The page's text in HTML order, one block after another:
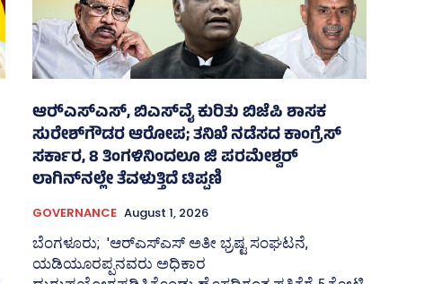
ಆರ್‍‌ಎಸ್‌ಎಸ್‌, ಬಿಎಸ್‌ವೈ ಕುರಿತು ಬಿಜೆಪಿ ಶಾಸಕ
ಸುರೇಶ್‌ಗೌಡರ ಆರೋಪ; ತನಿಖೆ ನಡೆಸದ ಕಾಂಗ್ರೆಸ್‌
ಸರ್ಕಾರ, 8 ತಿಂಗಳಿನಿಂದಲೂ ಜಿ ಪರಮೇಶ್ವರ್
ಲಾಗಿನ್‌ನಲ್ಲೇ ತೆವಳುತ್ತಿದೆ ಟಿಪ್ಪಣಿ
GOVERNANCE August 1, 2026
ಬೆಂಗಳೂರು; 'ಆರ್‍‌ಎಸ್‌ಎಸ್‌ ಅತೀ ಭ್ರಷ್ಟ ಸಂಘಟನೆ,
ಯಡಿಯೂರಪ್ಪನವರು ಅಧಿಕಾರ